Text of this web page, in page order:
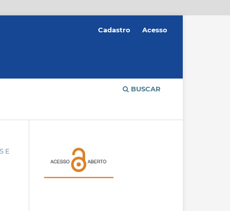
BUSCAR
Cadastro Acesso
E